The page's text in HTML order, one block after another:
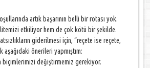
artık başarının belli bir rotası yok.
etkiliyor hem de çok kötü bir şekilde.
giderilmesi için, “reçete ise reçete,
önerileri yapmıştım:
biçimlerimizi değiştirmemiz gerekiyor.